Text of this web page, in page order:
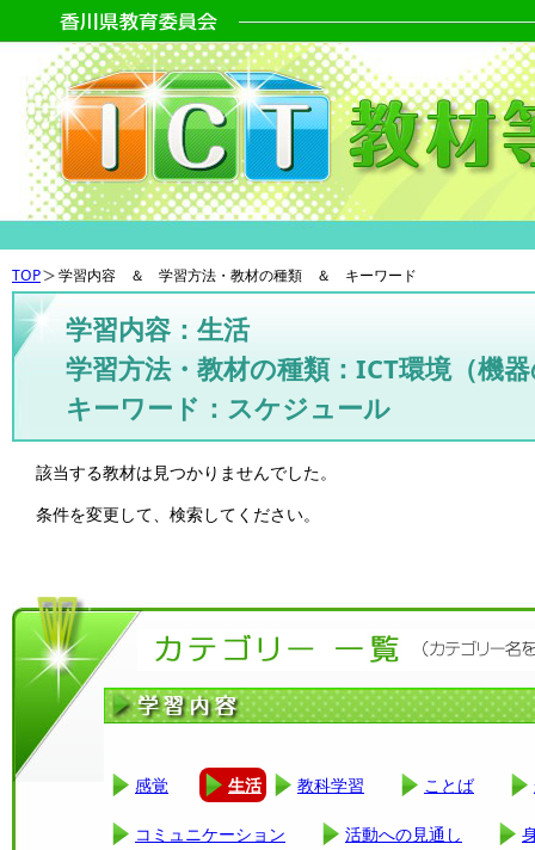
TOP 学習内容 ＆ 学習方法・教材の種類 ＆ キーワード
学習内容：生活
学習方法・教材の種類：ICT環境（機
キーワード：スケジュール
該当する教材は見つかりませんでした。
条件を変更して、検索してください。
感覚 生活 教科学習 ことば
コミュニケーション 活動への見通し